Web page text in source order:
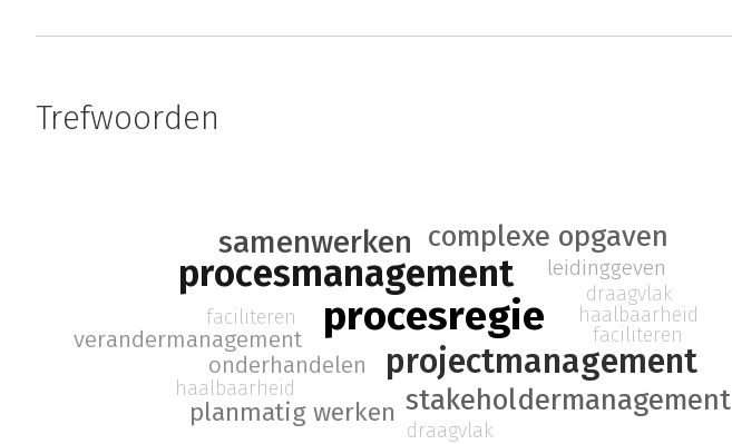
Trefwoorden
procesregie
procesmanagement
projectmanagement
samenwerken complexe opgaven
stakeholdermanagement
planmatig werken
onderhandelen
verandermanagement
leidinggeven
faciliteren
draagvlak
haalbaarheid
faciliteren
draagvlak
haalbaarheid